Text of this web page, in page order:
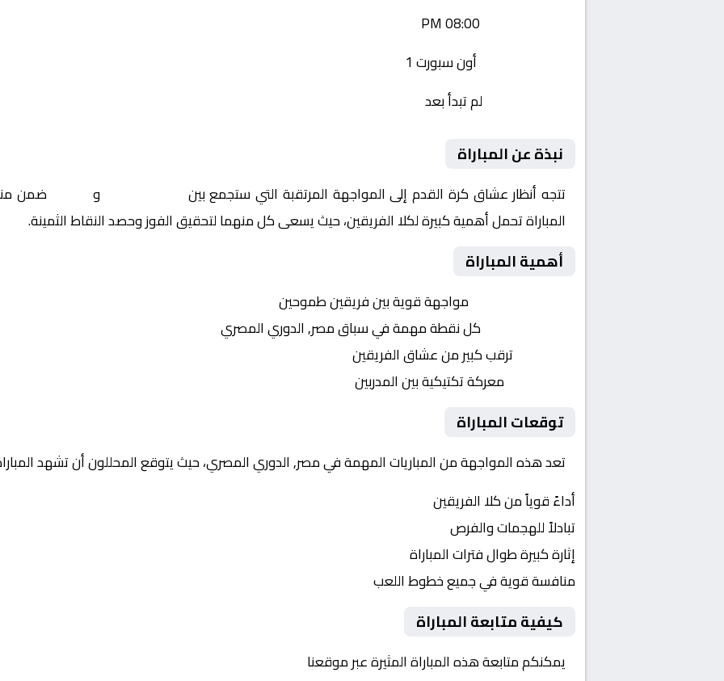
أون سبورت 1
لم تبدأ بعد
نبذة عن المباراة
تتجه أنظار عشاق كرة القدم إلى المواجهة المرتقبة التي ستجمع بين والأهلي
ضمن
المباراة تحمل أهمية كبيرة لكلا الفريقين، حيث يسعى كل منهما لتحقيق الفوز وحصد النقاط الثمينة.
أهمية المباراة
مواجهة قوية بين فريقين طموحين
كل نقطة مهمة في سباق مصر, الدوري المصري
ترقب كبير من عشاق الفريقين
معركة تكتيكية بين المدربين
توقعات المباراة
تعد هذه المواجهة من المباريات المهمة في مصر, الدوري المصري، حيث يتوقع المحللون أن تشهد
أداءً قوياً من كلا الفريقين
تبادلاً للهجمات والفرص
إثارة كبيرة طوال فترات المباراة
منافسة قوية في جميع خطوط اللعب
كيفية متابعة المباراة
يمكنكم متابعة هذه المباراة المثيرة عبر موقعنا